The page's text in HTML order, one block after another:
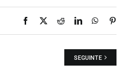
Facebook
X RedditLinkedIn
SEGUINTE